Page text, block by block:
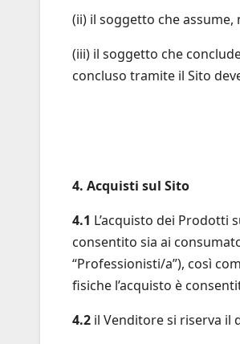
(ii) il soggetto che
(iii) il soggetto che
concluso tramite il Sito
4. Acquisti sul Sito
4.1 L’acquisto dei Prodotti
consentito sia ai
“Professionisti/a”), così
fisiche l’acquisto è
4.2 il Venditore si riserva il